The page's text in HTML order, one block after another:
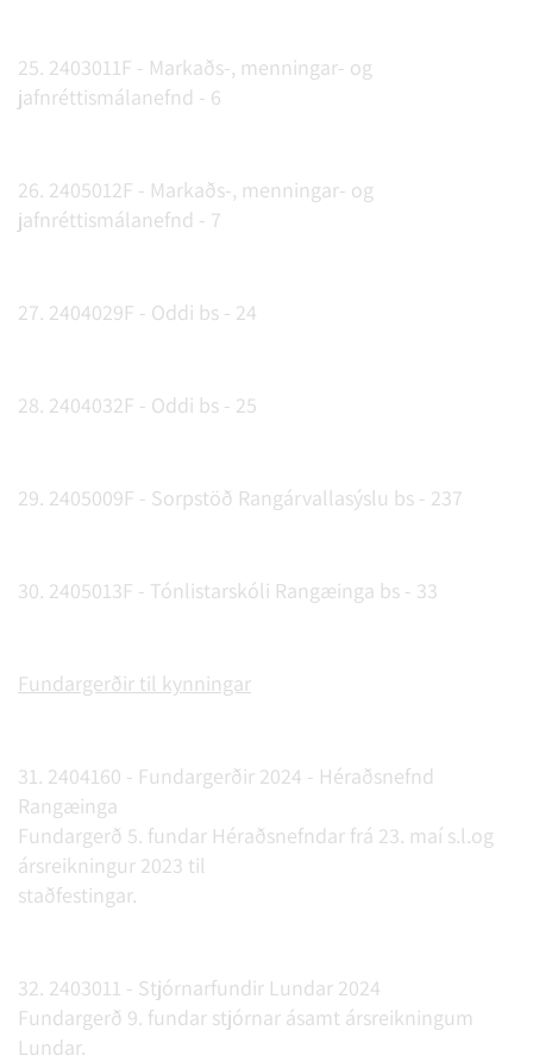
25. 2403011F - Markaðs-, menningar- og
jafnréttismálanefnd - 6
26. 2405012F - Markaðs-, menningar- og
jafnréttismálanefnd - 7
27. 2404029F - Oddi bs - 24
28. 2404032F - Oddi bs - 25
29. 2405009F - Sorpstöð Rangárvallasýslu bs - 237
30. 2405013F - Tónlistarskóli Rangæinga bs - 33
Fundargerðir til kynningar
31. 2404160 - Fundargerðir 2024 - Héraðsnefnd
Rangæinga
Fundargerð 5. fundar Héraðsnefndar frá 23. maí s.l.og
ársreikningur 2023 til
staðfestingar.
32. 2403011 - Stjórnarfundir Lundar 2024
Fundargerð 9. fundar stjórnar ásamt ársreikningum
Lundar.